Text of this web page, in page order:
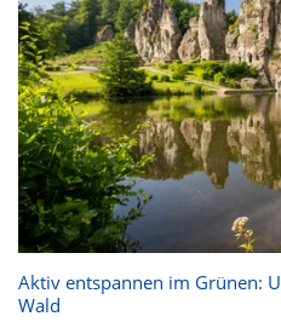
Aktiv entspannen im Grünen:
Wald